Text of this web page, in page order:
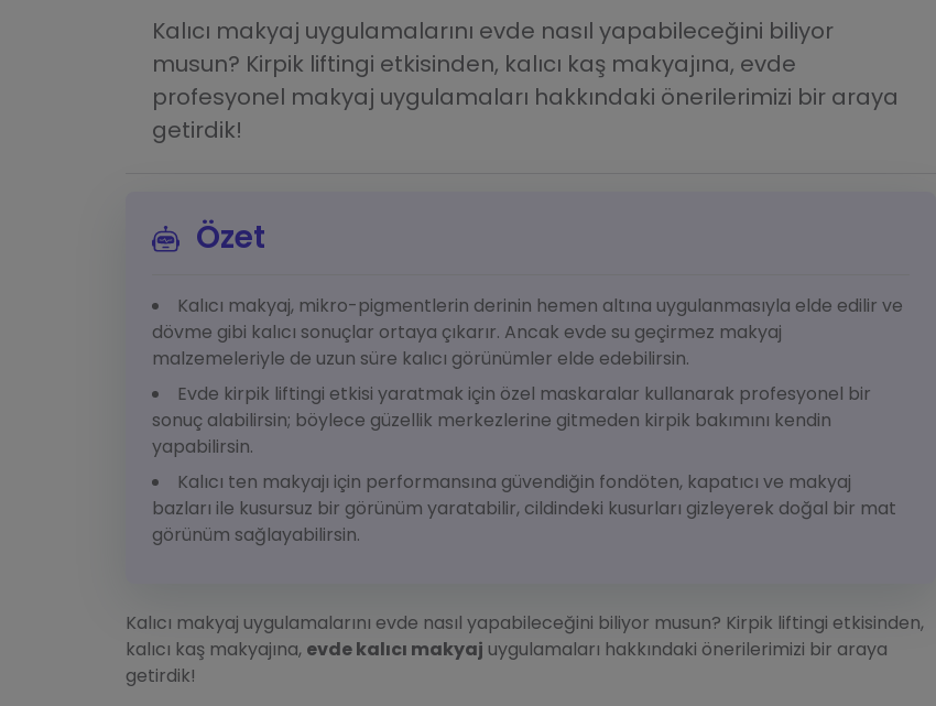
Kalıcı makyaj uygulamalarını evde nasıl yapabileceğini biliyor
musun? Kirpik liftingi etkisinden, kalıcı kaş makyajına, evde
profesyonel makyaj uygulamaları hakkındaki önerilerimizi bir araya
getirdik!
Özet
Kalıcı makyaj, mikro-pigmentlerin derinin hemen altına uygulanmasıyla elde edilir ve
dövme gibi kalıcı sonuçlar ortaya çıkarır. Ancak evde su geçirmez makyaj
malzemeleriyle de uzun süre kalıcı görünümler elde edebilirsin.
Evde kirpik liftingi etkisi yaratmak için özel maskaralar kullanarak profesyonel bir
sonuç alabilirsin; böylece güzellik merkezlerine gitmeden kirpik bakımını kendin
yapabilirsin.
Kalıcı ten makyajı için performansına güvendiğin fondöten, kapatıcı ve makyaj
bazları ile kusursuz bir görünüm yaratabilir, cildindeki kusurları gizleyerek doğal bir mat
görünüm sağlayabilirsin.
Kalıcı makyaj uygulamalarını evde nasıl yapabileceğini biliyor musun? Kirpik liftingi etkisinden,
kalıcı kaş makyajına, evde kalıcı makyaj uygulamaları hakkındaki önerilerimizi bir araya
getirdik!